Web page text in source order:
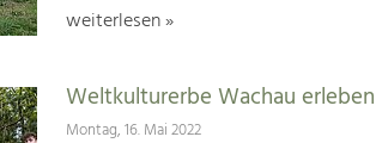
weiterlesen »
Weltkulturerbe Wachau erleben
Montag, 16. Mai 2022